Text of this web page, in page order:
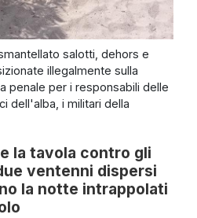
salotti, dehors e
illegalmente sulla
penale per i responsabili delle
dell'alba, i militari della
la tavola contro gli
ventenni dispersi
la notte intrappolati